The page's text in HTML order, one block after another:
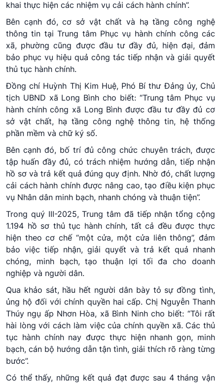
khai thực hiện các nhiệm vụ cải cách hành chính”.
Bên cạnh đó, cơ sở vật chất và hạ tầng công nghệ
thông tin tại Trung tâm Phục vụ hành chính công các
xã, phường cũng được đầu tư đầy đủ, hiện đại, đảm
bảo phục vụ hiệu quả công tác tiếp nhận và giải quyết
thủ tục hành chính.
Đồng chí Huỳnh Thị Kim Huệ, Phó Bí thư Đảng ủy, Chủ
tịch UBND xã Long Bình cho biết: “Trung tâm Phục vụ
hành chính công xã Long Bình được đầu tư đầy đủ cơ
sở vật chất, hạ tầng công nghệ thông tin, hệ thống
phần mềm và chữ ký số.
Bên cạnh đó, bố trí đủ công chức chuyên trách, được
tập huấn đầy đủ, có trách nhiệm hướng dẫn, tiếp nhận
hồ sơ và trả kết quả đúng quy định. Nhờ đó, chất lượng
cải cách hành chính được nâng cao, tạo điều kiện phục
vụ Nhân dân minh bạch, nhanh chóng và thuận tiện”.
Trong quý III-2025, Trung tâm đã tiếp nhận tổng cộng
1.194 hồ sơ thủ tục hành chính, tất cả đều được thực
hiện theo cơ chế “một cửa, một cửa liên thông”, đảm
bảo việc tiếp nhận, giải quyết và trả kết quả nhanh
chóng, minh bạch, tạo thuận lợi tối đa cho doanh
nghiệp và người dân.
Qua khảo sát, hầu hết người dân bày tỏ sự đồng tình,
ủng hộ đối với chính quyền hai cấp. Chị Nguyễn Thanh
Thúy ngụ ấp Nhơn Hòa, xã Bình Ninh cho biết: “Tôi rất
hài lòng với cách làm việc của chính quyền xã. Các thủ
tục hành chính nay được thực hiện nhanh gọn, minh
bạch, cán bộ hướng dẫn tận tình, giải thích rõ ràng từng
bước”.
Có thể thấy, những kết quả đạt được sau 4 tháng vận